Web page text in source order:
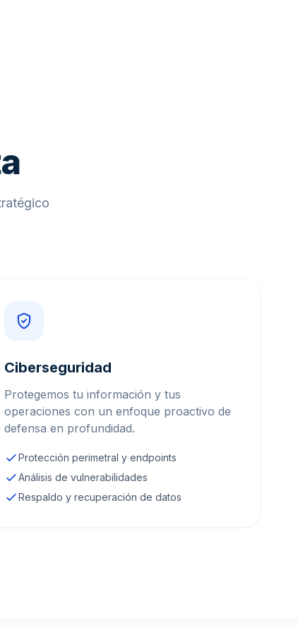
Ciberseguridad
Protegemos tu información y tus
operaciones con un enfoque proactivo de
defensa en profundidad.
Protección perimetral y endpoints
Análisis de vulnerabilidades
Respaldo y recuperación de datos